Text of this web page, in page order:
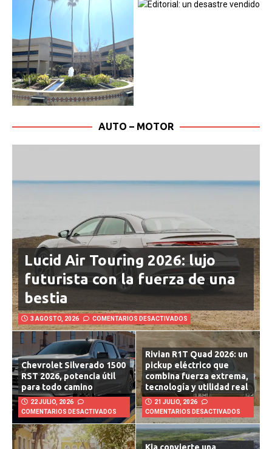
Lucid Air Touring 2026: lujo
futurista con la fuerza de una
bestia
3 AGOSTO, 2026 COMENTARIOS DESACTIVADOS
Chevrolet Silverado 1500
RST 2026, potencia útil
para todo camino
22 JULIO, 2026
COMENTARIOS DESACTIVADOS
Rivian R1T Quad 2026: un
pickup eléctrico que
combina fuerza extrema,
tecnología y utilidad real
21 JULIO, 2026
COMENTARIOS DESACTIVADOS